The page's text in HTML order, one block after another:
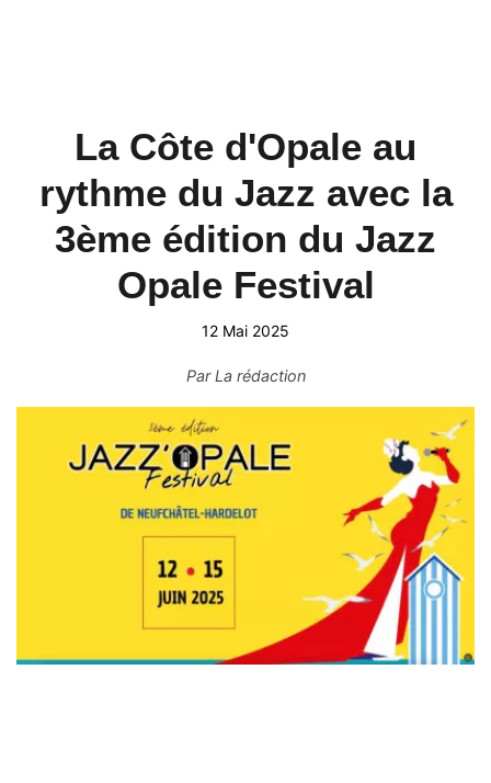
La Côte d'Opale au
rythme du Jazz avec la
3ème édition du Jazz
Opale Festival
12 Mai 2025
ParLa rédaction